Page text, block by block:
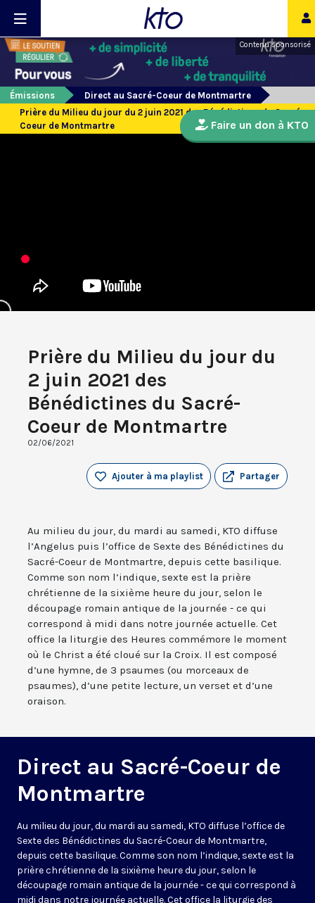
Contenu sponsorisé
Émissions
Direct au Sacré-Coeur de Montmartre
Prière du Milieu du jour du 2 juin 2021 des Bénédictines du Sacré-
Coeur de Montmartre
Prière du Milieu du jour du
2 juin 2021 des
Bénédictines du Sacré-
Coeur de Montmartre
02/06/2021
Partager
Ajouter à ma playlist
Au milieu du jour, du mardi au samedi, KTO diffuse
l’Angelus puis l’office de Sexte des Bénédictines du
Sacré-Coeur de Montmartre, depuis cette basilique.
Comme son nom l’indique, sexte est la prière
chrétienne de la sixième heure du jour, selon le
découpage romain antique de la journée - ce qui
correspond à midi dans notre journée actuelle. Cet
office la liturgie des Heures commémore le moment
où le Christ a été cloué sur la Croix. Il est composé
d’une hymne, de 3 psaumes (ou morceaux de
psaumes), d’une petite lecture, un verset et d’une
oraison.
Direct au Sacré-Coeur de
Montmartre
Au milieu du jour, du mardi au samedi, KTO diffuse l’office de
Sexte des Bénédictines du Sacré-Coeur de Montmartre,
depuis cette basilique. Comme son nom l’indique, sexte est la
prière chrétienne de la sixième heure du jour, selon le
découpage romain antique de la journée - ce qui correspond à
midi dans notre journée actuelle. Cet office la liturgie des
Faire un don à KTO